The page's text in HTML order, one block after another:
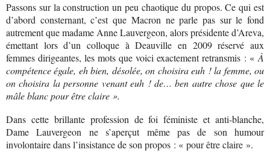
Passons sur la construction un peu chaotique du propos. Ce qui est
d’abord consternant, c’est que Macron ne parle pas sur le fond
autrement que madame Anne Lauvergeon, alors présidente d’Areva,
émettant lors d’un colloque à Deauville en 2009 réservé aux
femmes dirigeantes, les mots que voici exactement retransmis : « À
compétence égale, eh bien, désolée, on choisira euh ! la femme, ou
on choisira la personne venant euh ! de… ben autre chose que le
mâle blanc pour être claire ».
Dans cette brillante profession de foi féministe et anti-blanche,
Dame Lauvergeon ne s’aperçut même pas de son humour
involontaire dans l’insistance de son propos : « pour être claire ».